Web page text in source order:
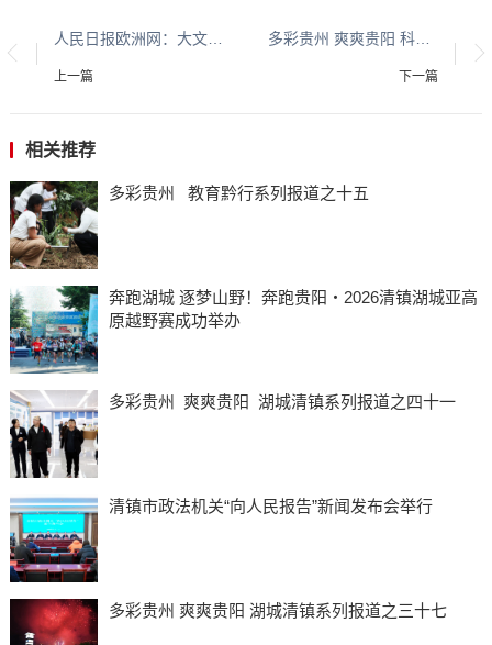
人民日报欧洲网：大文化系列报道：贵州酱香酒文化系列报道之二
上一篇
多彩贵州 爽爽贵阳 科创高新系列报道之一
下一篇
相关推荐
多彩贵州 教育黔行系列报道之十五
奔跑湖城 逐梦山野！奔跑贵阳・2026清镇湖城亚高
原越野赛成功举办
多彩贵州 爽爽贵阳 湖城清镇系列报道之四十一
清镇市政法机关“向人民报告”新闻发布会举行
多彩贵州 爽爽贵阳 湖城清镇系列报道之三十七